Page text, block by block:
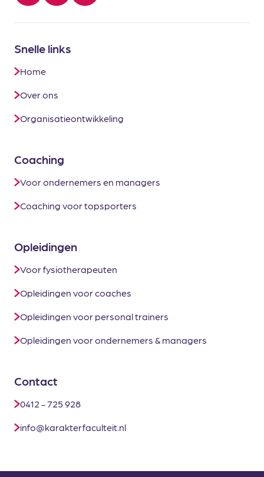
Snelle links
Home
Over ons
Organisatieontwikkeling
Coaching
Voor ondernemers en managers
Coaching voor topsporters
Opleidingen
Voor fysiotherapeuten
Opleidingen voor coaches
Opleidingen voor personal trainers
Opleidingen voor ondernemers & managers
Contact
0412 - 725 928
info@karakterfaculteit.nl